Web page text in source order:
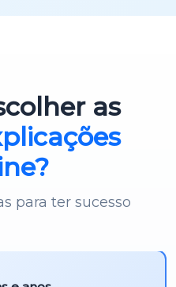
as
para ter sucesso